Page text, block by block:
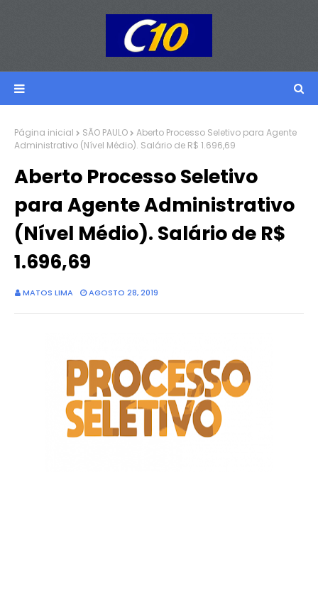
Página inicial SÃO PAULO
Aberto Processo Seletivo para Agente
Administrativo (Nível Médio). Salário de R$ 1.696,69
Aberto Processo Seletivo
para Agente Administrativo
(Nível Médio). Salário de R$
1.696,69
MATOS LIMA AGOSTO 28, 2019